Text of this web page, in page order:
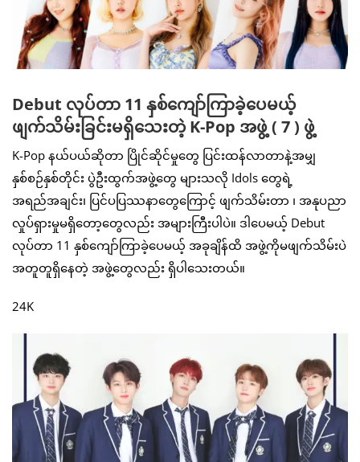
Debut လုပ်တာ 11 နှစ်ကျော်ကြာခဲ့ပေမယ့်
ဖျက်သိမ်းခြင်းမရှိသေးတဲ့ K-Pop အဖွဲ့ ( 7 ) ဖွဲ့
K-Pop နယ်ပယ်ဆိုတာ ပြိုင်ဆိုင်မှုတွေ ပြင်းထန်လာတာနဲ့အမျှ
နှစ်စဉ်နှစ်တိုင်း ပွဲဦးထွက်အဖွဲ့တွေ များသလို Idols တွေရဲ့
အရည်အချင်း၊ ပြင်ပပြဿနာတွေကြောင့် ဖျက်သိမ်းတာ ၊ အနုပညာ
လှုပ်ရှားမှုမရှိတော့တွေလည်း အများကြီးပါပဲ။ ဒါပေမယ့် Debut
လုပ်တာ 11 နှစ်ကျော်ကြာခဲ့ပေမယ့် အခုချိန်ထိ အဖွဲ့ကိုမဖျက်သိမ်းပဲ
အတူတူရှိနေတဲ့ အဖွဲ့တွေလည်း ရှိပါသေးတယ်။
24K